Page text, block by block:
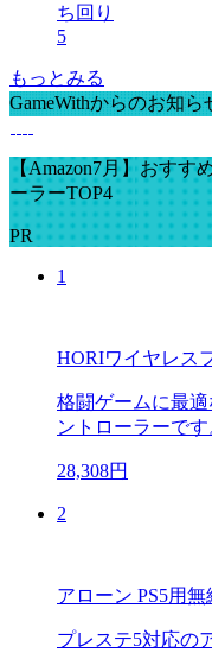
ち回り
5
もっとみる
GameWithからのお知ら
【Amazon7月】おすす
ーラーTOP4
PR
1
HORIワイヤレス
格闘ゲームに最
ントローラーです
28,308円
2
アローン PS5用
プレステ5対応の